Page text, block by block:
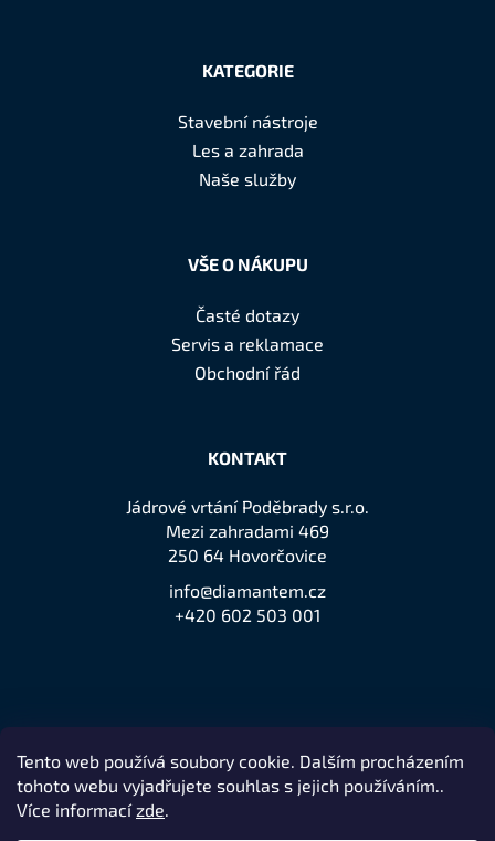
Tento web používá soubory cookie. Dalším procházením
tohoto webu vyjadřujete souhlas s jejich používáním..
Více informacízde.
a
c
í
p
r
v
v
ý
p
i
s
u
KATEGORIE
Stavební nástroje
Les a zahrada
Naše služby
VŠE O NÁKUPU
Časté dotazy
Servis a reklamace
Obchodní řád
KONTAKT
Jádrové vrtání Poděbrady s.r.o.
Mezi zahradami 469
250 64 Hovorčovice
info@diamantem.cz
+420 602 503 001
Přijímáme online platby